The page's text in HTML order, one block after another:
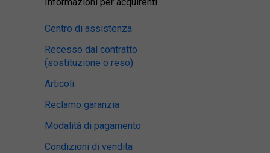
Centro di assistenza
Recesso dal contratto
(sostituzione o reso)
Articoli
Reclamo garanzia
Modalità di pagamento
Condizioni di vendita